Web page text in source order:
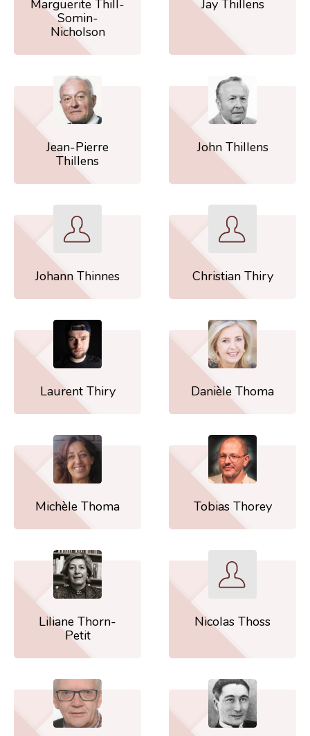
Marguerite Thill-
Somin-
Nicholson
Jay Thillens
Jean-Pierre
Thillens
John Thillens
Johann Thinnes Christian Thiry
Laurent Thiry Danièle Thoma
Michèle Thoma Tobias Thorey
Liliane Thorn-
Petit
Nicolas Thoss